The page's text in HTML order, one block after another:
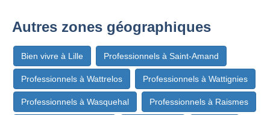
Autres zones géographiques
Bien vivre à Lille Professionnels à Saint-Amand
Professionnels à Wattrelos Professionnels à Wattignies
Professionnels à Wasquehal Professionnels à Raismes